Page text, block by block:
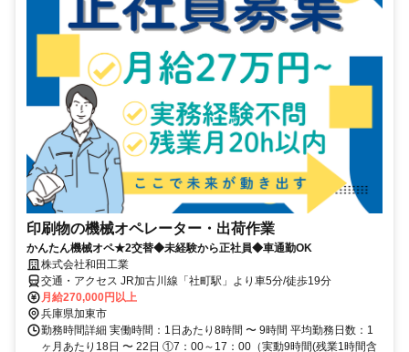
印刷物の機械オペレーター・出荷作業
かんたん機械オペ★2交替◆未経験から正社員◆車通勤OK
株式会社和田工業
交通・アクセス JR加古川線「社町駅」より車5分/徒歩19分
月給270,000円以上
兵庫県加東市
勤務時間詳細 実働時間：1日あたり8時間 〜 9時間 平均勤務日数：1
ヶ月あたり18日 〜 22日 ①7：00～17：00（実動9時間(残業1時間含